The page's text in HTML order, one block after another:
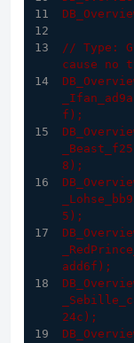
// Type:
cause no
f);
8);
5);
add6f);
24c);